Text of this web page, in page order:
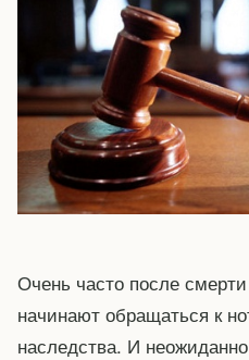
Очень часто после
начинают обращаться к
наследства. И